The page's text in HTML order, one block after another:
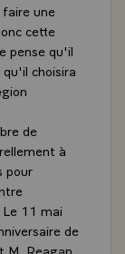
faire une
cette
pense qu'il
choisira
de
à
pour
11 mai
de
M. Reagan,